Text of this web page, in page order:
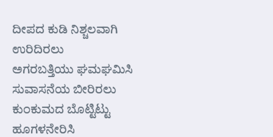
ದೀಪದ ಕುಡಿ ನಿಶ್ಚಲವಾಗಿ
ಉರಿದಿರಲು
ಅಗರಬತ್ತಿಯು ಘಮಘಮಿಸಿ
ಸುವಾಸನೆಯ ಬೀರಿರಲು
ಕುಂಕುಮದ ಬೊಟ್ಟಿಟ್ಟು
ಹೂಗಳನೇರಿಸಿ